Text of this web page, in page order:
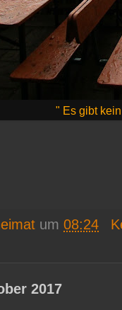
" Es gibt
um 08:24
2017